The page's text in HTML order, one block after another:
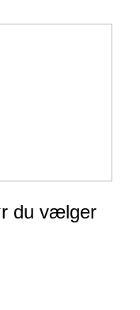
du vælger